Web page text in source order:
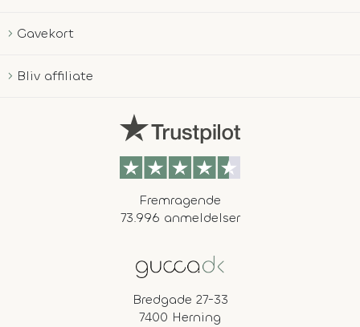
Gavekort
Bliv affiliate
Fremragende
73.996 anmeldelser
Bredgade 27-33
7400 Herning